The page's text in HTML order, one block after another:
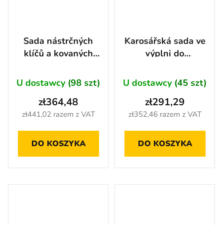
Sada nástrčných
klíčů a kovaných
výplni, 45 ks -
AH2325
U dostawcy (98 szt)
zł441,02 razem z VAT
zł364,48
DO KOSZYKA
Karosářská sada ve
výplni do
12 ks - AH2337
U dostawcy (45 szt)
zł352,46 razem z VAT
zł291,29
DO KOSZYKA